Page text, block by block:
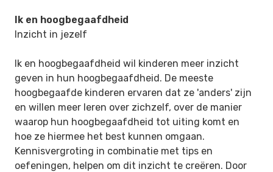
Ik en hoogbegaafdheid
Inzicht in jezelf
Ik en hoogbegaafdheid wil kinderen meer inzicht
geven in hun hoogbegaafdheid. De meeste
hoogbegaafde kinderen ervaren dat ze 'anders' zijn
en willen meer leren over zichzelf, over de manier
waarop hun hoogbegaafdheid tot uiting komt en
hoe ze hiermee het best kunnen omgaan.
Kennisvergroting in combinatie met tips en
oefeningen, helpen om dit inzicht te creëren. Door